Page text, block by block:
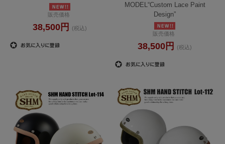
販売価格
38,500円 (税込)
MODEL“Custom Lace Paint
Design”
販売価格
38,500円 (税込)